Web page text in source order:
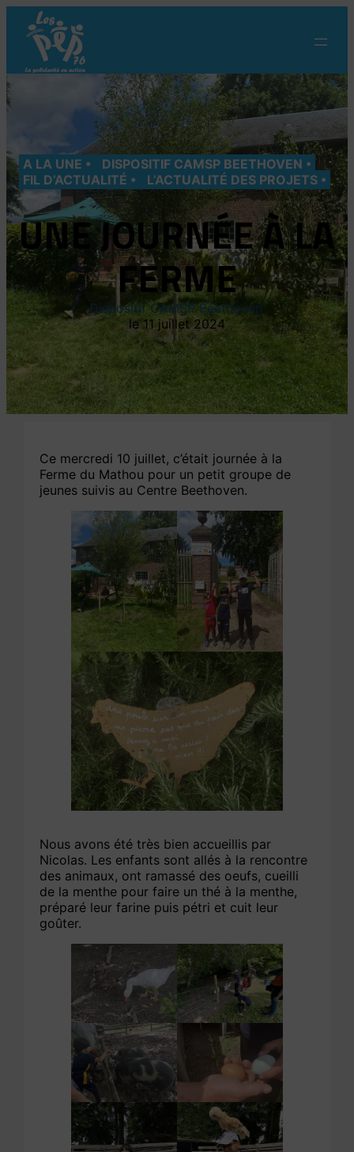
contenu
A LA UNE
DISPOSITIF CAMSP BEETHOVEN
FIL D’ACTUALITÉ
L’ACTUALITÉ DES PROJETS
UNE JOURNÉE À LA
FERME
Dispositif CAMSP Beethoven
11 juillet 2024
Ce mercredi 10 juillet, c’était journée à la
Ferme du Mathou pour un petit groupe de
jeunes suivis au Centre Beethoven.
Nous avons été très bien accueillis par
Nicolas. Les enfants sont allés à la rencontre
des animaux, ont ramassé des oeufs, cueilli
de la menthe pour faire un thé à la menthe,
préparé leur farine puis pétri et cuit leur
goûter.